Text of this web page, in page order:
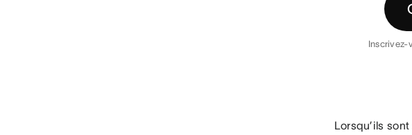
Inscrivez-
Lorsqu’ils